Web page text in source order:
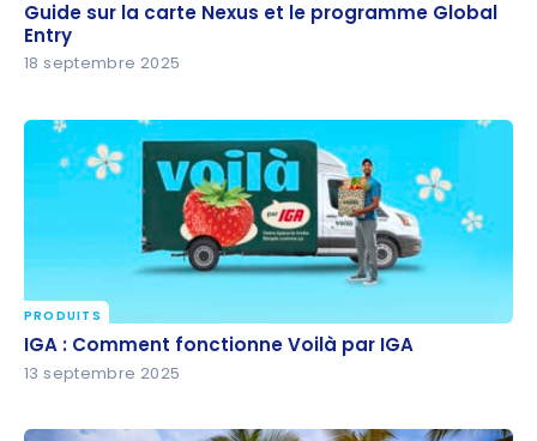
Guide sur la carte Nexus et le programme Global
Entry
Guide sur la carte Nexus et le programme Global
Entry
18 septembre 2025
IGA : Comment fonctionne Voilà par IGA
PRODUITS
IGA : Comment fonctionne Voilà par IGA
13 septembre 2025